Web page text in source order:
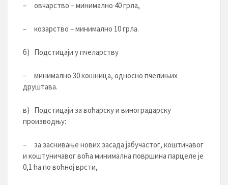
– овчарство – минимално 40 грла,
– козарство – минимално 10 грла.
б) Подстицаји у пчеларству
– минимално 30 кошница, односно пчелињих
друштава.
в) Подстицаји за воћарску и виноградарску
производњу:
– за заснивање нових засада јабучастог, коштичавог
и коштуничавог воћа минимална површина парцеле је
0,1 hа по воћној врсти,